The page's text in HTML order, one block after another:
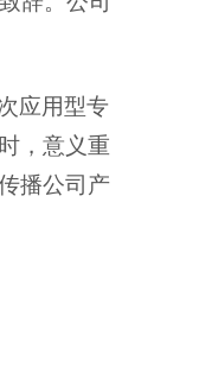
应用型专
，意义重
播公司产